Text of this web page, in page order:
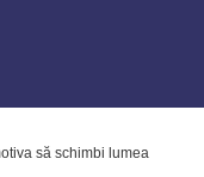
să schimbi lumea